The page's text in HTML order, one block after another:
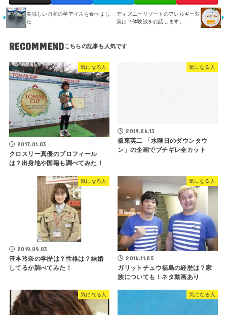
美味しい舟和の芋アイスを食べまし
た
ディズニーリゾートのアレルギー対
策は？体験談をお話します。
RECOMMEND
気になる人
2017.01.03
クロスリー真優のプロフィール
は？出身地や国籍も調べてみた！
気になる人
2019.06.13
板東英二 「水曜日のダウンタウ
ン」の企画でブチギレ全カット
気になる人
2019.09.03
笹本玲奈の学歴は？性格は？結婚
してるか調べてみた！
気になる人
2016.11.05
ガリットチュウ福島の経歴は？家
族についても！ネタ動画あり
気になる人 気になる人